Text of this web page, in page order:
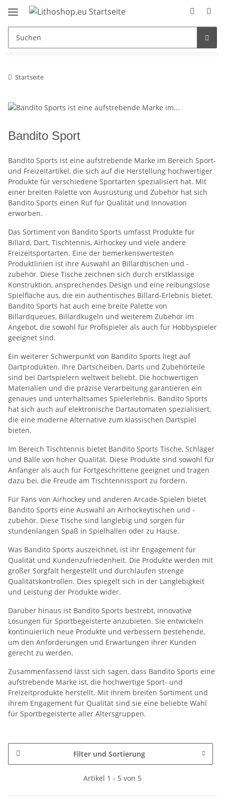
Startseite
Bandito Sport
Bandito Sports ist eine aufstrebende Marke im Bereich Sport-
und Freizeitartikel, die sich auf die Herstellung hochwertiger
Produkte für verschiedene Sportarten spezialisiert hat. Mit
einer breiten Palette von Ausrüstung und Zubehör hat sich
Bandito Sports einen Ruf für Qualität und Innovation
erworben.
Das Sortiment von Bandito Sports umfasst Produkte für
Billard, Dart, Tischtennis, Airhockey und viele andere
Freizeitsportarten. Eine der bemerkenswertesten
Produktlinien ist ihre Auswahl an Billardtischen und -
zubehör. Diese Tische zeichnen sich durch erstklassige
Konstruktion, ansprechendes Design und eine reibungslose
Spielfläche aus, die ein authentisches Billard-Erlebnis bietet.
Bandito Sports hat auch eine breite Palette von
Billardqueues, Billardkugeln und weiterem Zubehör im
Angebot, die sowohl für Profispieler als auch für Hobbyspieler
geeignet sind.
Ein weiterer Schwerpunkt von Bandito Sports liegt auf
Dartprodukten. Ihre Dartscheiben, Darts und Zubehörteile
sind bei Dartspielern weltweit beliebt. Die hochwertigen
Materialien und die präzise Verarbeitung garantieren ein
genaues und unterhaltsames Spielerlebnis. Bandito Sports
hat sich auch auf elektronische Dartautomaten spezialisiert,
die eine moderne Alternative zum klassischen Dartspiel
bieten.
Im Bereich Tischtennis bietet Bandito Sports Tische, Schläger
und Bälle von hoher Qualität. Diese Produkte sind sowohl für
Anfänger als auch für Fortgeschrittene geeignet und tragen
dazu bei, die Freude am Tischtennissport zu fördern.
Für Fans von Airhockey und anderen Arcade-Spielen bietet
Bandito Sports eine Auswahl an Airhockeytischen und -
zubehör. Diese Tische sind langlebig und sorgen für
stundenlangen Spaß in Spielhallen oder zu Hause.
Was Bandito Sports auszeichnet, ist ihr Engagement für
Qualität und Kundenzufriedenheit. Die Produkte werden mit
großer Sorgfalt hergestellt und durchlaufen strenge
Qualitätskontrollen. Dies spiegelt sich in der Langlebigkeit
und Leistung der Produkte wider.
Darüber hinaus ist Bandito Sports bestrebt, innovative
Lösungen für Sportbegeisterte anzubieten. Sie entwickeln
kontinuierlich neue Produkte und verbessern bestehende,
um den Anforderungen und Erwartungen ihrer Kunden
gerecht zu werden.
Zusammenfassend lässt sich sagen, dass Bandito Sports eine
aufstrebende Marke ist, die hochwertige Sport- und
Freizeitprodukte herstellt. Mit ihrem breiten Sortiment und
ihrem Engagement für Qualität sind sie eine beliebte Wahl
für Sportbegeisterte aller Altersgruppen.
Filter und Sortierung
Artikel 1 - 5 von 5